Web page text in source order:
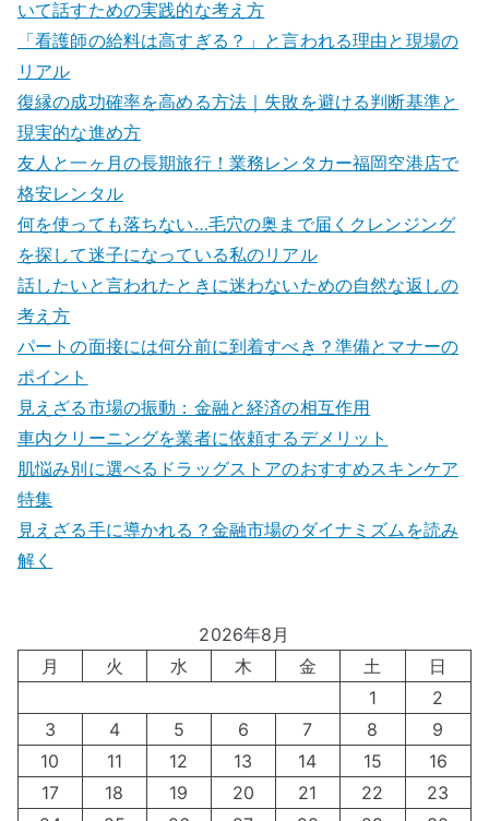
いて話すための実践的な考え方
「看護師の給料は高すぎる？」と言われる理由と現場の
リアル
復縁の成功確率を高める方法｜失敗を避ける判断基準と
現実的な進め方
友人と一ヶ月の長期旅行！業務レンタカー福岡空港店で
格安レンタル
何を使っても落ちない…毛穴の奥まで届くクレンジング
を探して迷子になっている私のリアル
話したいと言われたときに迷わないための自然な返しの
考え方
パートの面接には何分前に到着すべき？準備とマナーの
ポイント
見えざる市場の振動：金融と経済の相互作用
車内クリーニングを業者に依頼するデメリット
肌悩み別に選べるドラッグストアのおすすめスキンケア
特集
見えざる手に導かれる？金融市場のダイナミズムを読み
解く
2026年8月
月
火 水 木 金 土
日
1
2
3
4 5 6 7 8
9
10
11 12 13 14 15
16
17
18 19 20 21 22
23